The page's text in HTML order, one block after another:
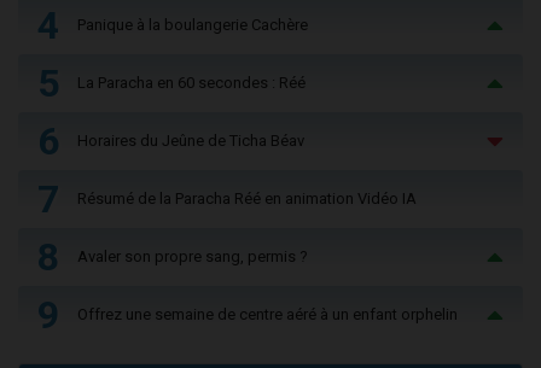
4 Panique à la boulangerie Cachère
5 La Paracha en 60 secondes : Réé
6 Horaires du Jeûne de Ticha Béav
7 Résumé de la Paracha Réé en animation Vidéo IA
8 Avaler son propre sang, permis ?
9 Offrez une semaine de centre aéré à un enfant orphelin